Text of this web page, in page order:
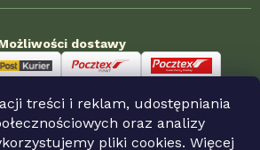
treści i reklam, udostępniania
oraz analizy
pliki cookies. Więcej
dostawy
Możliwości płatności